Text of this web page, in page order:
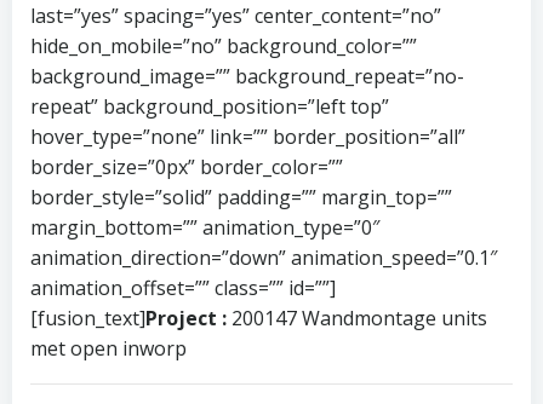
last=”yes” spacing=”yes” center_content=”no”
hide_on_mobile=”no” background_color=””
background_image=”” background_repeat=”no-
repeat” background_position=”left top”
hover_type=”none” link=”” border_position=”all”
border_size=”0px” border_color=””
border_style=”solid” padding=”” margin_top=””
margin_bottom=”” animation_type=”0″
animation_direction=”down” animation_speed=”0.1″
animation_offset=”” class=”” id=””]
[fusion_text]Project : 200147 Wandmontage units
met open inworp